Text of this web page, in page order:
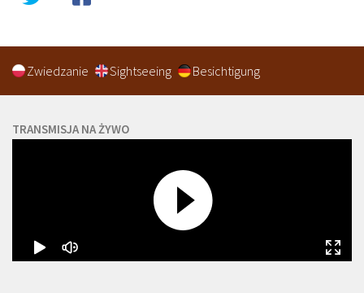
Zwiedzanie Sightseeing Besichtigung
TRANSMISJA NA ŻYWO